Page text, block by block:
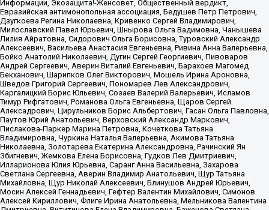
Информации, Экозащита!-Женсовет, Общественный вердикт,
Евразийская антимонопольная ассоциация, Бедушев Петр Петрович,
Дзугкоева Регина Николаевна, Кривенко Сергей Владимирович,
Милославский Павел Юрьевич, Шнырова Ольга Вадимовна, Чанышева
Лилия Айратовна, Сидорович Ольга Борисовна, Туровский Александр
Алексеевич, Васильева Анастасия Евгеньевна, Ривина Анна Валерьевна,
Бойко Анатолий Николаевич, Дугин Сергей Георгиевич, Пивоваров
Андрей Сергеевич, Аверин Виталий Евгеньевич, Барахоев Магомед
Бекханович, Шарипков Олег Викторович, Мошель Ирина Ароновна,
Шведов Григорий Сергеевич, Пономарев Лев Александрович,
Каргалицкий Борис Юльевич, Созаев Валерий Валерьевич, Исламов
Тимур Рифгатович, Романова Ольга Евгеньевна, Щаров Сергей
Алексадрович, Цирульников Борис Альбертович, Гасан Ольга Павловна,
Паутов Юрий Анатольевич, Верховский Александр Маркович,
Пислакова-Паркер Марина Петровна, Кочеткова Татьяна
Владимировна, Чуркина Наталья Валерьевна, Акимова Татьяна
Николаевна, Золотарева Екатерина Александровна, Рачинский Ян
Збигневич, Жемкова Елена Борисовна, Гудков Лев Дмитриевич,
Илларионова Юлия Юрьевна, Саранг Анна Васильевна, Захарова
Светлана Сергеевна, Аверин Владимир Анатольевич, Щур Татьяна
Михайловна, Щур Николай Алексеевич, Блинушов Андрей Юрьевич,
Мосин Алексей Геннадьевич, Гефтер Валентин Михайлович, Симонов
Алексей Кириллович, Флиге Ирина Анатольевна, Мельникова Валентина